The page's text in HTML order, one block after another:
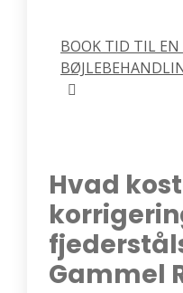
BOOK TID TIL EN
Hvad
Gammel